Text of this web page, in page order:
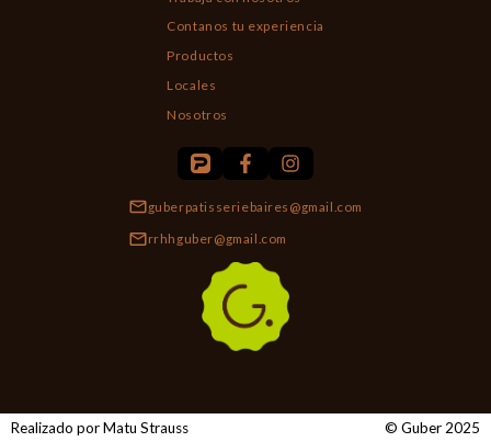
Contanos tu experiencia
Productos
Locales
Nosotros
guberpatisseriebaires@gmail.com
rrhhguber@gmail.com
Realizado por Matu Strauss © Guber 2025